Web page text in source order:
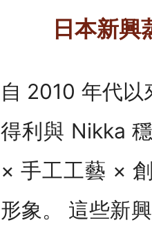
日本新
自 2010 年代
得利與 Nikka
× 手工工藝 ×
形象。 這些新